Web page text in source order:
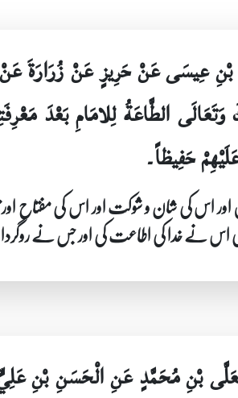
عِيسَى عَنْ حَرِيزٍ عَنْ زُرَارَةَ
الطَّاعَةُ لِلامَامِ بَعْدَ
حَفِيظاً۔
دین اور اس کی شان و شوکت اور اس کی
اس نے خدا کی اطاعت کی اور جس نے
بْنِ مُحَمَّدٍ عَنِ الْحَسَنِ بْنِ عَلِيٍّ